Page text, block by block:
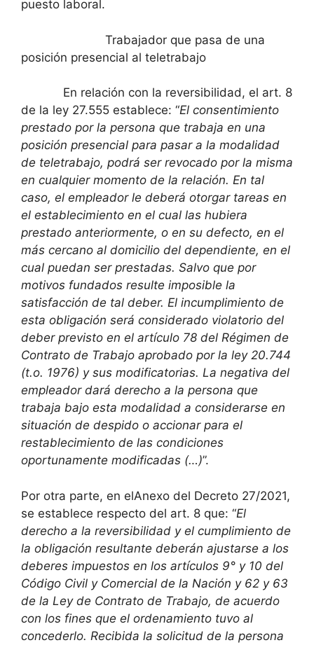
puesto laboral.
Trabajador que pasa de una
posición presencial al teletrabajo
En relación con la reversibilidad, el art. 8
de la ley 27.555 establece: “El consentimiento
prestado por la persona que trabaja en una
posición presencial para pasar a la modalidad
de teletrabajo, podrá ser revocado por la misma
en cualquier momento de la relación. En tal
caso, el empleador le deberá otorgar tareas en
el establecimiento en el cual las hubiera
prestado anteriormente, o en su defecto, en el
más cercano al domicilio del dependiente, en el
cual puedan ser prestadas. Salvo que por
motivos fundados resulte imposible la
satisfacción de tal deber. El incumplimiento de
esta obligación será considerado violatorio del
deber previsto en el artículo 78 del Régimen de
Contrato de Trabajo aprobado por la ley 20.744
(t.o. 1976) y sus modificatorias. La negativa del
empleador dará derecho a la persona que
trabaja bajo esta modalidad a considerarse en
situación de despido o accionar para el
restablecimiento de las condiciones
oportunamente modificadas (…)”.
Por otra parte, en elAnexo del Decreto 27/2021,
se establece respecto del art. 8 que: “El
derecho a la reversibilidad y el cumplimiento de
la obligación resultante deberán ajustarse a los
deberes impuestos en los artículos 9° y 10 del
Código Civil y Comercial de la Nación y 62 y 63
de la Ley de Contrato de Trabajo, de acuerdo
con los fines que el ordenamiento tuvo al
concederlo. Recibida la solicitud de la persona